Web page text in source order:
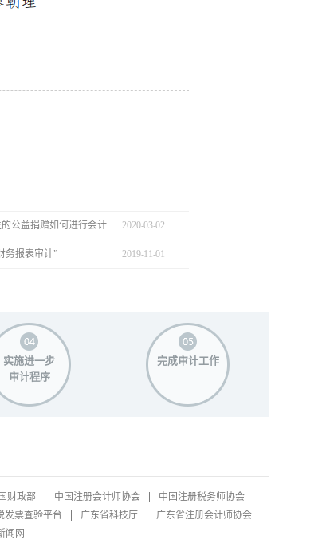
疫情之下，企业发生的公益捐赠如何进行会计处理 2020-03-02
务报表审计” 2019-11-01
实施进一步
审计程序
完成审计工作
财政部 中国注册会计师协会
中国注册税务师协会
发票查验平台 广东省科技厅
广东省注册会计师协会
闻网